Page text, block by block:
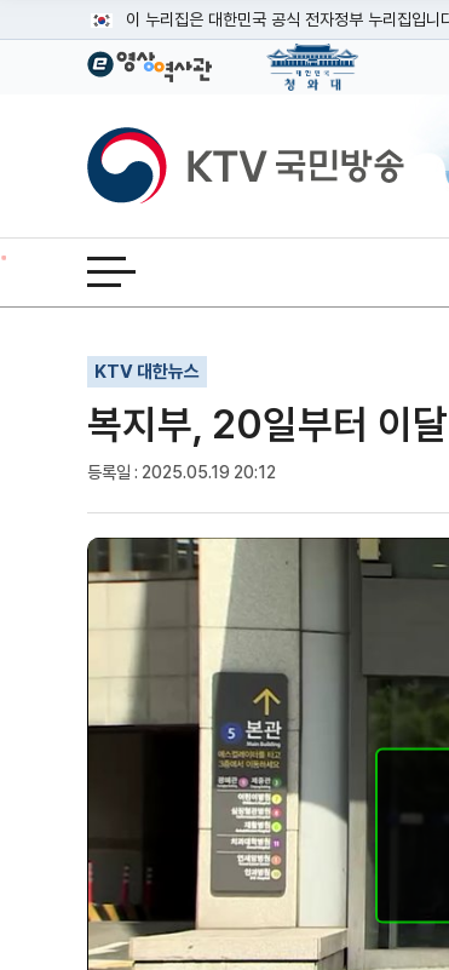
이 누리집은 대한민국 공식 전자정부 누리집입니
공식 누리집 주소 확인하기
이밖에 or.kr 또는 .kr등 다른 도메인 주소를 사용
운영중인 공식 누리집보기
KTV국민방송
전체메뉴 열기
KTV 대한뉴스
복지부, 20일부터 이
등록일 : 2025.05.19 20:12
기사인쇄
글자확대
글자축소